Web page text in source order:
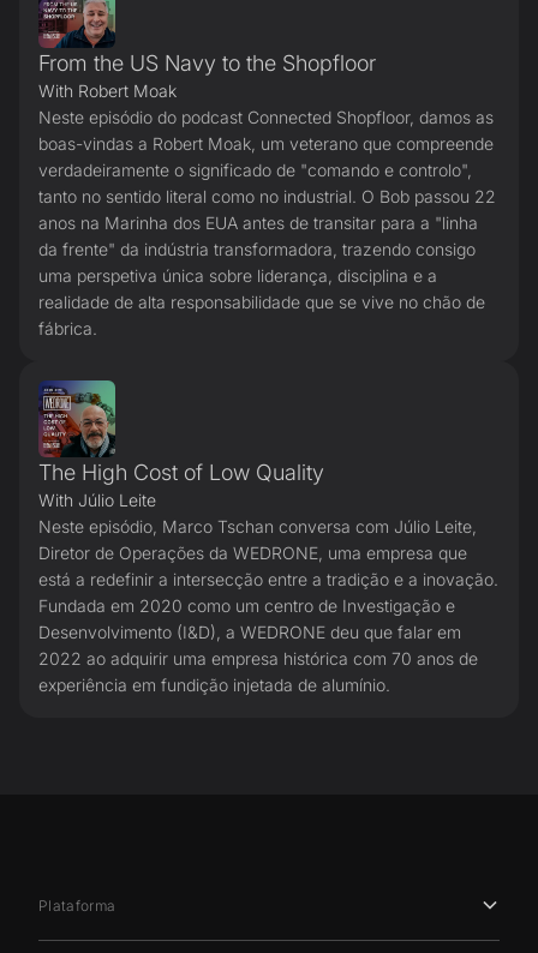
From the US Navy to the Shopfloor
With Robert Moak
Neste episódio do podcast Connected Shopfloor, damos as
boas-vindas a Robert Moak, um veterano que compreende
verdadeiramente o significado de "comando e controlo",
tanto no sentido literal como no industrial. O Bob passou 22
anos na Marinha dos EUA antes de transitar para a "linha
da frente" da indústria transformadora, trazendo consigo
uma perspetiva única sobre liderança, disciplina e a
realidade de alta responsabilidade que se vive no chão de
fábrica.
The High Cost of Low Quality
With Júlio Leite
Neste episódio, Marco Tschan conversa com Júlio Leite,
Diretor de Operações da WEDRONE, uma empresa que
está a redefinir a intersecção entre a tradição e a inovação.
Fundada em 2020 como um centro de Investigação e
Desenvolvimento (I&D), a WEDRONE deu que falar em
2022 ao adquirir uma empresa histórica com 70 anos de
experiência em fundição injetada de alumínio.
Plataforma